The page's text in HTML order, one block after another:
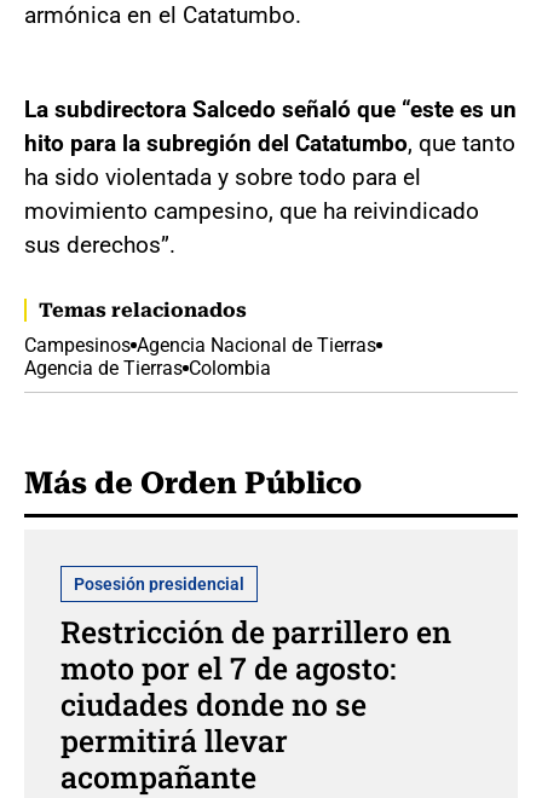
armónica en el Catatumbo.
La subdirectora Salcedo señaló que “este es un
hito para la subregión del Catatumbo, que tanto
ha sido violentada y sobre todo para el
movimiento campesino, que ha reivindicado
sus derechos”.
Temas relacionados
Campesinos Agencia Nacional de Tierras
Agencia de Tierras Colombia
Más de Orden Público
Posesión presidencial
Restricción de parrillero en
moto por el 7 de agosto:
ciudades donde no se
permitirá llevar
acompañante